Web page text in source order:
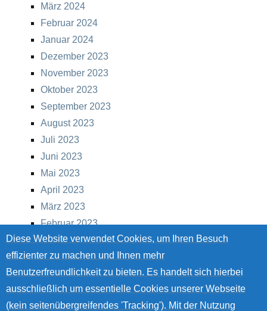
März 2024
Februar 2024
Januar 2024
Dezember 2023
November 2023
Oktober 2023
September 2023
August 2023
Juli 2023
Juni 2023
Mai 2023
April 2023
März 2023
Februar 2023
Januar 2023
Dezember 2022
November 2022
Oktober 2022
September 2022
Diese Website verwendet Cookies, um Ihren Besuch
effizienter zu machen und Ihnen mehr
Benutzerfreundlichkeit zu bieten. Es handelt sich hierbei
ausschließlich um essentielle Cookies unserer Webseite
(kein seitenübergreifendes 'Tracking'). Mit der Nutzung